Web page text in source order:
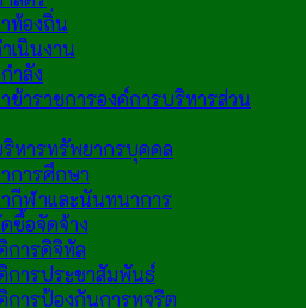
ท้องถิ่น
เนินงาน
ำลัง
าราชการองค์การบริหารส่วน
หารทรัพยากรบุคคล
การศึกษา
กีฬาและนันทนาการ
ซื้อจัดจ้าง
ารดิจิทัล
ารประชาสัมพันธ์
ารป้องกันการทุจริต